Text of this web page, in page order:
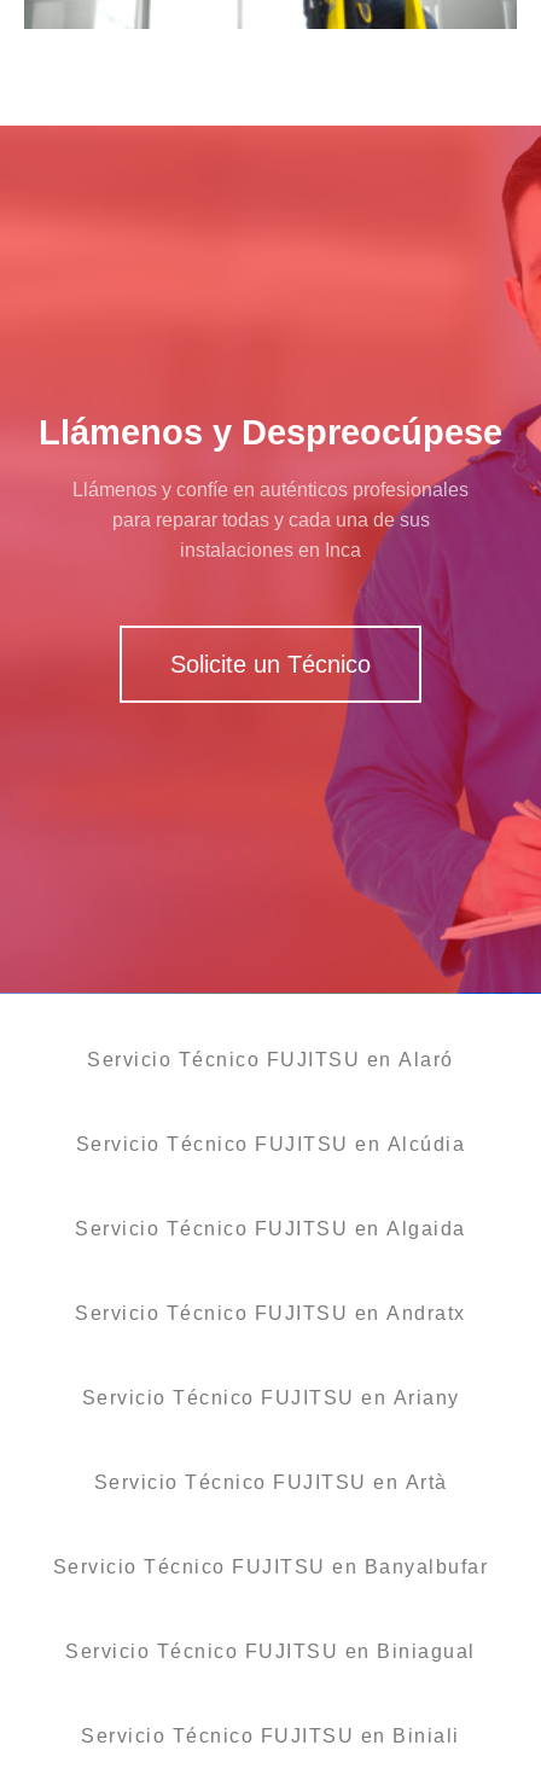
Llámenos y Despreocúpese
Llámenos y confíe en auténticos profesionales
para reparar todas y cada una de sus
instalaciones en Inca
Solicite un Técnico
Servicio Técnico FUJITSU en Alaró
Servicio Técnico FUJITSU en Alcúdia
Servicio Técnico FUJITSU en Algaida
Servicio Técnico FUJITSU en Andratx
Servicio Técnico FUJITSU en Ariany
Servicio Técnico FUJITSU en Artà
Servicio Técnico FUJITSU en Banyalbufar
Servicio Técnico FUJITSU en Biniagual
Servicio Técnico FUJITSU en Biniali